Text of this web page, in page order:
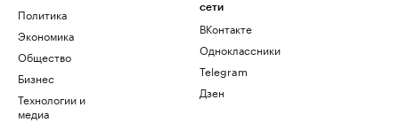
Политика
Экономика
Общество
Бизнес
Технологии и
медиа
сети
ВКонтакте
Одноклассники
Telegram
Дзен